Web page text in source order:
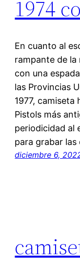
1974
En cuanto al
rampante de la
con una
las Provincias
1977, camiseta
Pistols más
periodicidad al
para grabar
diciembre 6,